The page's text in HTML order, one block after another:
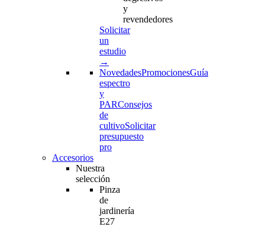
y
revendedores
Solicitar
un
estudio
→
NovedadesPromocionesGuía
espectro
y
PARConsejos
de
cultivoSolicitar
presupuesto
pro
Accesorios
Nuestra
selección
Pinza
de
jardinería
E27